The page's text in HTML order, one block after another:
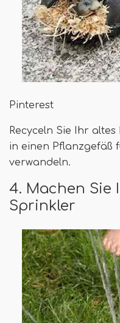
Pinterest
Recyceln Sie Ihr
in einen Pflanzgefäß
verwandeln.
4. Machen Sie
Sprinkler